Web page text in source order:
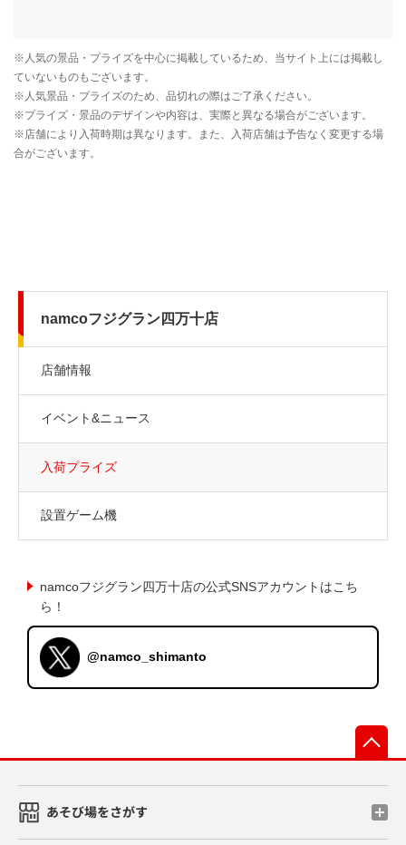
namcoフジグラン四万十店
店舗情報
イベント&ニュース
入荷プライズ
設置ゲーム機
namcoフジグラン四万十店の公式SNSアカウントはこち
ら！
@namco_shimanto
あそび場をさがす